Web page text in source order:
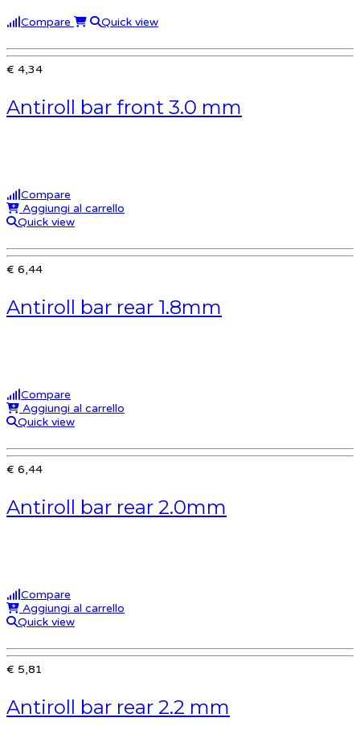
Compare Quick view
€ 4,34
Antiroll bar front 3.0 mm
Compare
Aggiungi al carrello
Quick view
€ 6,44
Antiroll bar rear 1.8mm
Compare
Aggiungi al carrello
Quick view
€ 6,44
Antiroll bar rear 2.0mm
Compare
Aggiungi al carrello
Quick view
€ 5,81
Antiroll bar rear 2.2 mm